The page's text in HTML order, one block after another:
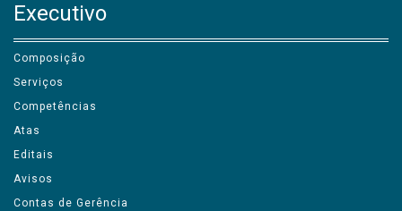
Executivo
Composição
Serviços
Competências
Atas
Editais
Avisos
Contas de Gerência